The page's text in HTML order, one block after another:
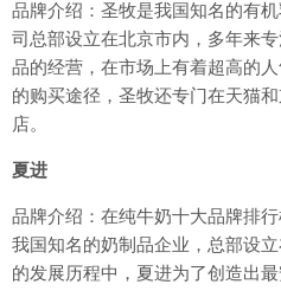
品牌介绍：圣牧是我国知名的有
司总部设立在北京市内，多年来
品的经营，在市场上有着超高的
的购买途径，圣牧还专门在天猫
店。
夏进
品牌介绍：在纯牛奶十大品牌排
我国知名的奶制品企业，总部设
的发展历程中，夏进为了创造出